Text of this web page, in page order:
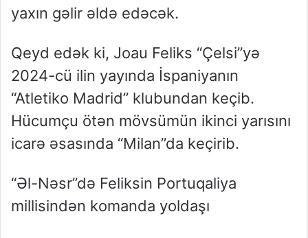
yaxın gəlir əldə edəcək.
Qeyd edək ki, Joau Feliks “Çelsi”yə
2024-cü ilin yayında İspaniyanın
“Atletiko Madrid” klubundan keçib.
Hücumçu ötən mövsümün ikinci yarısını
icarə əsasında “Milan”da keçirib.
“Əl-Nəsr”də Feliksin Portuqaliya
millisindən komanda yoldaşı